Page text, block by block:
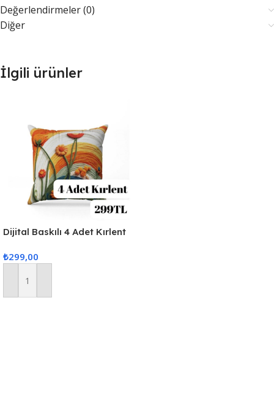
Değerlendirmeler (0)
Diğer
İlgili ürünler
Dijital Baskılı 4 Adet Kırlent
₺299,00
Sepete Ekle